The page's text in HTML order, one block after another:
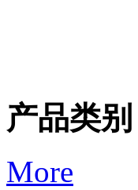
产品类别
More